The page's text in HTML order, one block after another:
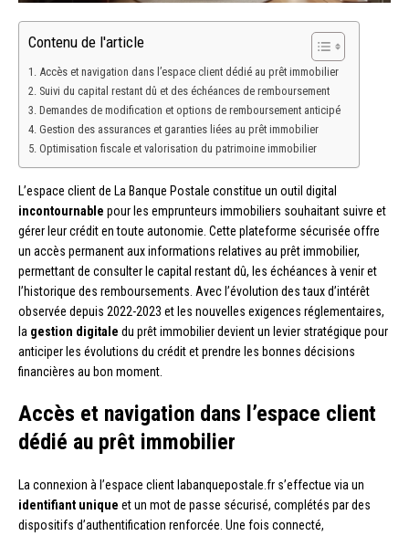
Contenu de l'article
Accès et navigation dans l’espace client dédié au prêt immobilier
Suivi du capital restant dû et des échéances de remboursement
Demandes de modification et options de remboursement anticipé
Gestion des assurances et garanties liées au prêt immobilier
Optimisation fiscale et valorisation du patrimoine immobilier
L’espace client de La Banque Postale constitue un outil digital
incontournable pour les emprunteurs immobiliers souhaitant suivre et
gérer leur crédit en toute autonomie. Cette plateforme sécurisée offre
un accès permanent aux informations relatives au prêt immobilier,
permettant de consulter le capital restant dû, les échéances à venir et
l’historique des remboursements. Avec l’évolution des taux d’intérêt
observée depuis 2022-2023 et les nouvelles exigences réglementaires,
la gestion digitale du prêt immobilier devient un levier stratégique pour
anticiper les évolutions du crédit et prendre les bonnes décisions
financières au bon moment.
Accès et navigation dans l’espace client
dédié au prêt immobilier
La connexion à l’espace client labanquepostale.fr s’effectue via un
identifiant unique et un mot de passe sécurisé, complétés par des
dispositifs d’authentification renforcée. Une fois connecté,